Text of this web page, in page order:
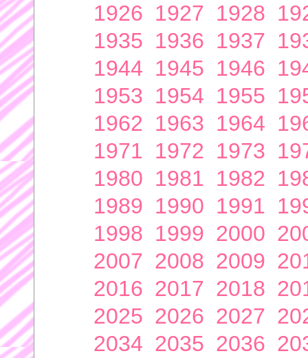
1926 1927 1928
1935 1936 1937
1944 1945 1946
1953 1954 1955
1962 1963 1964
1971 1972 1973
1980 1981 1982
1989 1990 1991
1998 1999 2000
2007 2008 2009
2016 2017 2018
2025 2026 2027
2034 2035 2036